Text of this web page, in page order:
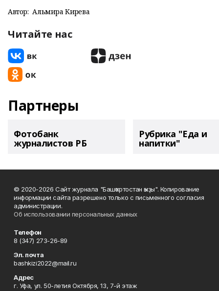
Автор: Альмира Кирәева
Читайте нас
Партнеры
Фотобанк
журналистов РБ
Рубрика "Еда и
напитки"
© 2020-2026 Сайт журнала "Башҡортостан ҡыҙы". Копирование
информации сайта разрешено только с письменного согласия
администрации.
Об использовании персональных данных
Телефон
8 (347) 273-26-89
Эл. почта
bashkizi2022@mail.ru
Адрес
г. Уфа, ул. 50-летия Октября, 13, 7-й этаж